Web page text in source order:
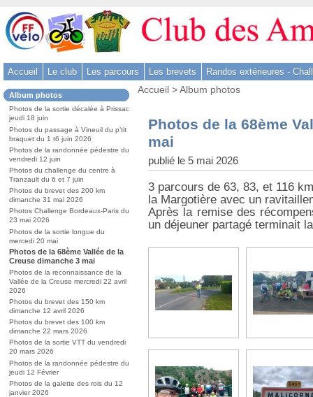
Aller
au
contenu
Aller
menu
principal
-
Aller
à
la
recherche
Accueil Le club Les parcours Les brevets Randos extérieures -
Dans
la
rubrique
:
Album photos
Photos de la sortie décalée à Prissac
jeudi 18 juin
Photos du passage à Vineuil du p’tit
braquet du 1 t6 juin 2026
Photos de la randonnée pédestre du
vendredi 12 juin
Photos du challenge du centre à
Tranzault du 6 et 7 juin
Photos du brevet des 200 km
dimanche 31 mai 2026
Photos Challenge Bordeaux-Paris du
23 mai 2026
Photos de la sortie longue du
mercedi 20 mai
Photos de la 68ème Vallée de la
Creuse dimanche 3 mai
Photos de la reconnaissance de la
Vallée de la Creuse mercredi 22 avril
2026
Photos du brevet des 150 km
dimanche 12 avril 2026
Photos du brevet des 100 km
dimanche 22 mars 2026
Photos de la sortie VTT du vendredi
20 mars 2026
Photos de la randonnée pédestre du
jeudi 12 Février
Photos de la galette des rois du 12
janvier 2026
Vous
Accueil >Album photos
Photos de la 68ème
mai
publié le 5 mai 2026
3 parcours de 63, 83, et 116
la Margotière avec un
Après la remise des
un déjeuner partagé terminait